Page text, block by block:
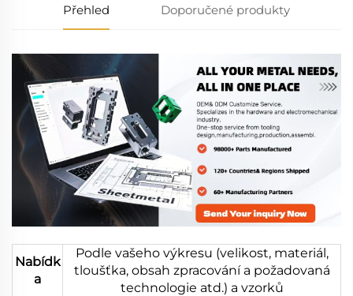
Přehled Doporučené produkty
Nabídk
a
Podle vašeho výkresu (velikost, materiál,
tloušťka, obsah zpracování a požadovaná
technologie atd.) a vzorků